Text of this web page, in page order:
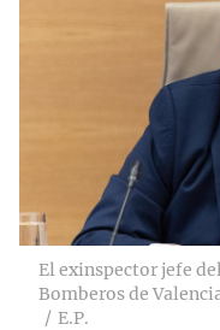
El exinspector jefe
Bomberos de
E.P.